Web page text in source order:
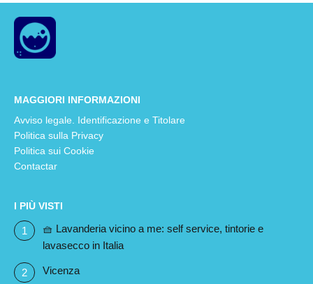
MAGGIORI INFORMAZIONI
Avviso legale. Identificazione e Titolare
Politica sulla Privacy
Politica sui Cookie
Contactar
I PIÙ VISTI
🧺 Lavanderia vicino a me: self service, tintorie e
lavasecco in Italia
Vicenza